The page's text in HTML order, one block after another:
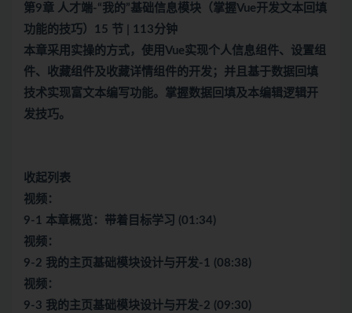
第9章 人才端-“我的”基础信息模块（掌握Vue开发文本回填
功能的技巧）15 节 | 113分钟
本章采用实操的方式，使用Vue实现个人信息组件、设置组
件、收藏组件及收藏详情组件的开发；并且基于数据回填
技术实现富文本编写功能。掌握数据回填及本编辑逻辑开
发技巧。
收起列表
视频：
9-1 本章概览：带着目标学习 (01:34)
视频：
9-2 我的主页基础模块设计与开发-1 (08:38)
视频：
9-3 我的主页基础模块设计与开发-2 (09:30)